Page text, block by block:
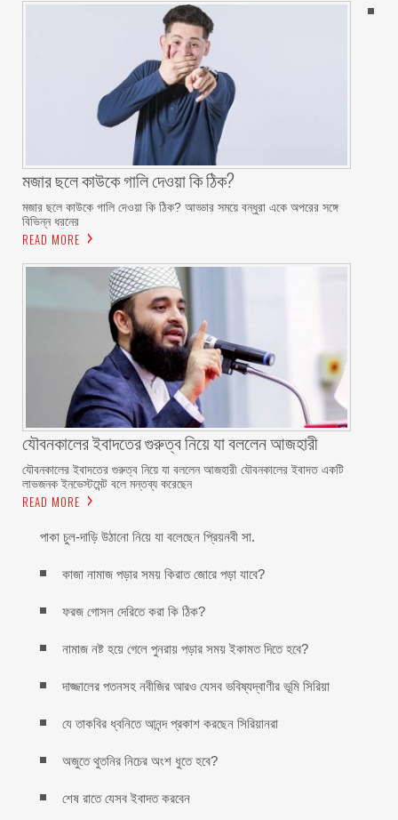
মজার ছলে কাউকে গালি দেওয়া কি ঠিক?
মজার ছলে কাউকে গালি দেওয়া কি ঠিক? আড্ডার সময়ে বন্ধুরা একে অপরের সঙ্গে
বিভিন্ন ধরনের
READ MORE
যৌবনকালের ইবাদতের গুরুত্ব নিয়ে যা বললেন আজহারী
যৌবনকালের ইবাদতের গুরুত্ব নিয়ে যা বললেন আজহারী যৌবনকালের ইবাদত একটি
লাভজনক ইনভেস্টমেন্ট বলে মন্তব্য করেছেন
READ MORE
পাকা চুল-দাড়ি উঠানো নিয়ে যা বলেছেন প্রিয়নবী সা.
কাজা নামাজ পড়ার সময় কিরাত জোরে পড়া যাবে?
ফরজ গোসল দেরিতে করা কি ঠিক?
নামাজ নষ্ট হয়ে গেলে পুনরায় পড়ার সময় ইকামত দিতে হবে?
দাজ্জালের পতনসহ নবীজির আরও যেসব ভবিষ্যদ্বাণীর ভূমি সিরিয়া
যে তাকবির ধ্বনিতে আনন্দ প্রকাশ করছেন সিরিয়ানরা
অজুতে থুতনির নিচের অংশ ধুতে হবে?
শেষ রাতে যেসব ইবাদত করবেন